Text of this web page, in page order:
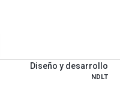
Diseño y desarrollo
NDLT